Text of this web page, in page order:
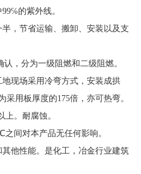
的紫外线。
半，节省运输、搬卸、安装以及支
，分为一级阻燃和二级阻燃。
地现场采用冷弯方式，安装成拱
用板厚度的175倍，亦可热弯。
上。耐腐蚀。
间对本产品无任何影响。
其他性能。是化工，冶金行业建筑